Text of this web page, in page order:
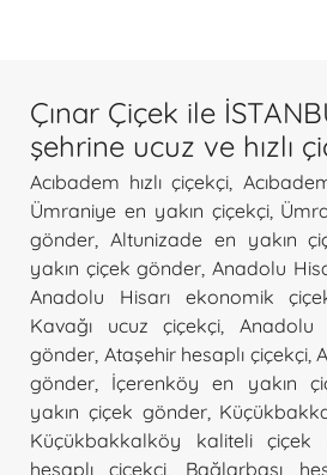
Çınar Çiçek ile
şehrine ucuz ve hızlı
Acıbadem hızlı çiçekçi,
Ümraniye en yakın çiçekçi,
gönder, Altunizade en yakın
yakın çiçek gönder,Anadolu
Anadolu Hisarı ekonomik
Kavağı ucuz çiçekçi,Anadolu
gönder, Ataşehir hesaplı çiçekçi,
gönder, İçerenköy en yakın
yakın çiçek gönder,
Küçükbakkalköy kaliteli çiçek
hesaplı çiçekçi, Bağlarbaşı